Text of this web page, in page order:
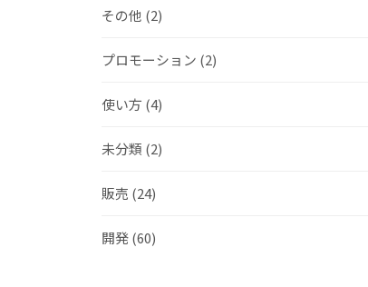
その他 (2)
プロモーション (2)
使い方 (4)
未分類 (2)
販売 (24)
開発(60)